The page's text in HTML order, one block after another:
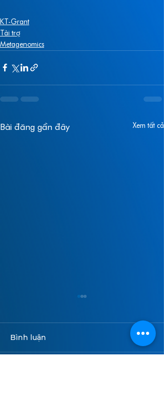
KT-Grant
Tài trợ
Metagenomics
Bài đăng gần đây Xem tất cả
Bình luận